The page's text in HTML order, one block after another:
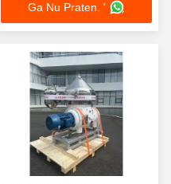
vacuüm uitdroging mobiel
karretje ontwerp
Ga Nu Praten. '